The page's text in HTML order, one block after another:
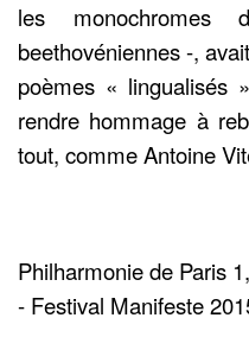
les monochromes
beethovéniennes -,
poèmes « lingualisés
rendre hommage à
tout, comme Antoine
Philharmonie de Paris
- Festival Manifeste